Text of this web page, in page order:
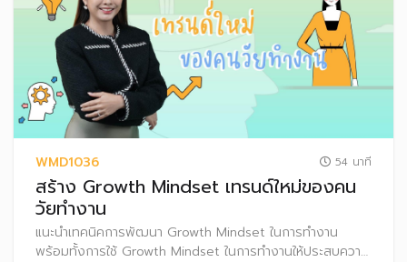
WMD1036 54 นาที
สร้าง Growth Mindset เทรนด์ใหม่ของคน
วัยทำงาน
แนะนำเทคนิคการพัฒนา Growth Mindset ในการทํางาน
พร้อมทั้งการใช้ Growth Mindset ในการทำงานให้ประสบความ